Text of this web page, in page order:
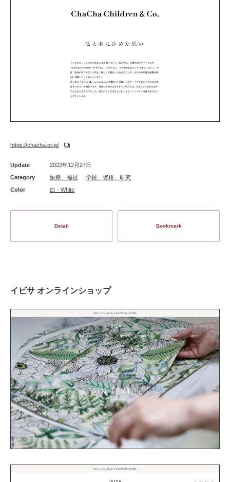
https://chacha.or.jp/
Update
2022年12月27日
Category
医療、福祉
学校、資格、研究
Color
白 - White
Detail Bookmark
イビサ オンラインショップ